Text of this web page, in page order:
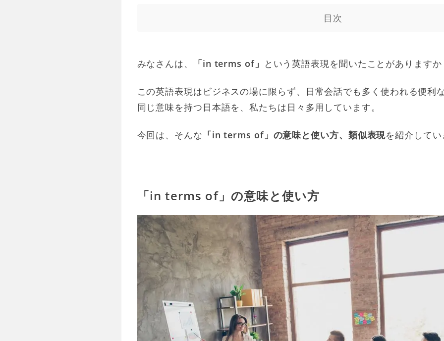
目次
みなさんは、 「in terms of」 という英語表現を聞いたことがあります
この英語表現はビジネスの場に限らず、日常会話でも多く使われる便利
同じ意味を持つ日本語を、私たちは日々多用しています。
今回は、そんな 「in terms of」の意味と使い方、類似表現を紹介して
「in terms of」の意味と使い方